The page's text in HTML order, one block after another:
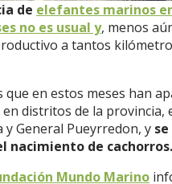
de elefantes marinos
no es usual y, menos
a tantos
que en estos meses han
distritos de la provincia,
y General Pueyrredon, y
nacimiento de cachorros.
Mundo Marino